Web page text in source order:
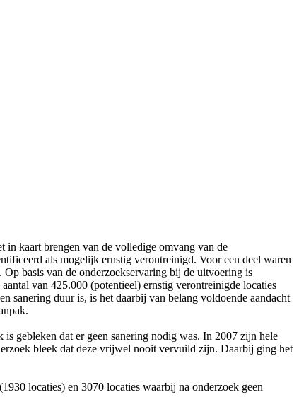
in kaart brengen van de volledige omvang van de
als mogelijk ernstig verontreinigd. Voor een deel waren
basis van de onderzoekservaring bij de uitvoering is
van 425.000 (potentieel) ernstig verontreinigde locaties
sanering duur is, is het daarbij van belang voldoende aandacht
gebleken dat er geen sanering nodig was. In 2007 zijn hele
bleek dat deze vrijwel nooit vervuild zijn. Daarbij ging het
locaties) en 3070 locaties waarbij na onderzoek geen